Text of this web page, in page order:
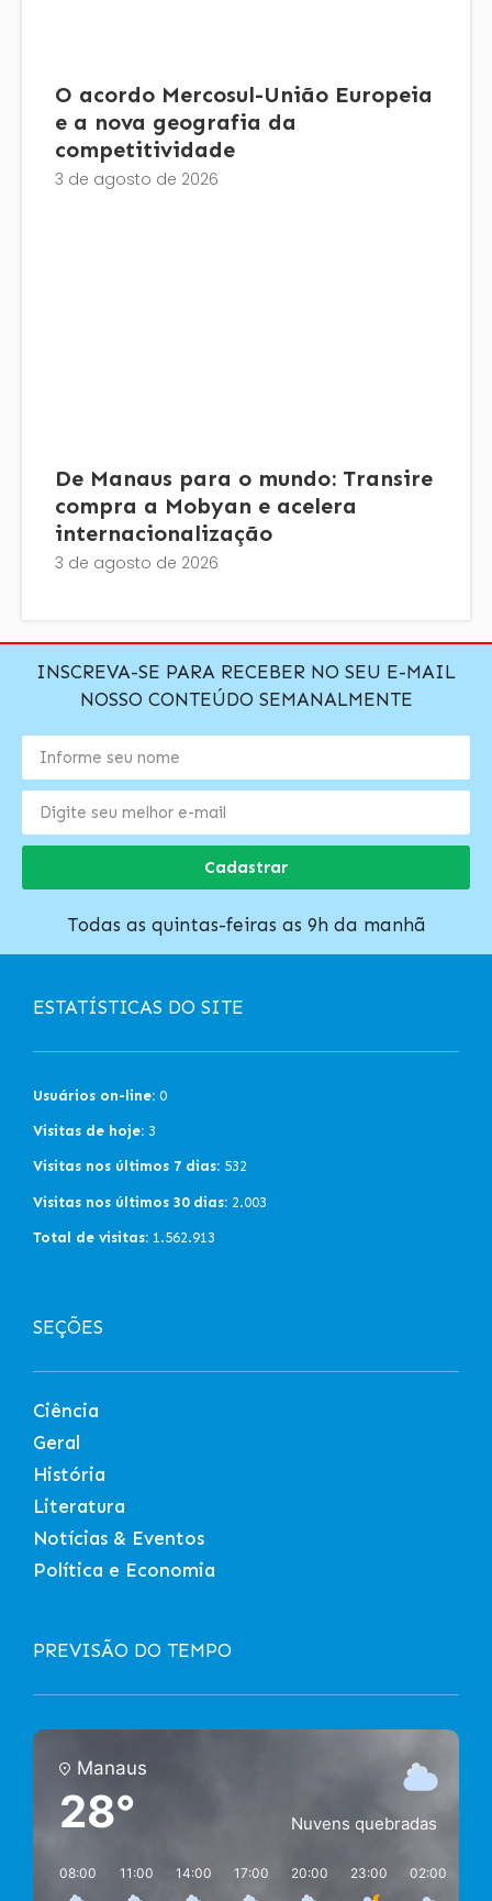
O acordo Mercosul-União Europeia
e a nova geografia da
competitividade
3 de agosto de 2026
De Manaus para o mundo: Transire
compra a Mobyan e acelera
internacionalização
3 de agosto de 2026
INSCREVA-SE PARA RECEBER NO SEU E-MAIL
NOSSO CONTEÚDO SEMANALMENTE
Cadastrar
Todas as quintas-feiras as 9h da manhã
ESTATÍSTICAS DO SITE
Usuários on-line: 0
Visitas de hoje: 3
Visitas nos últimos 7 dias: 532
Visitas nos últimos 30 dias: 2.003
Total de visitas: 1.562.913
SEÇÕES
Ciência
Geral
História
Literatura
Notícias & Eventos
Política e Economia
PREVISÃO DO TEMPO
Manaus
28° Nuvens quebradas
08:00 11:00 14:00 17:00 20:00 23:00 02:00